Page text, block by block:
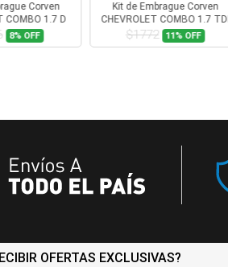
Corven
COMBO 1.7 D
8% OFF
Kit de Embrague Corven
CHEVROLET COMBO 1.7 TDI
1993-2000
$1772 11% OFF
OFERTAS EXCLUSIVAS?